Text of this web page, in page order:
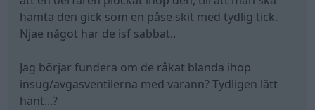
Förstår inte oavsett hur den kan ryka så
mycket mer efter bytet.
ventil styrningen med fritt blås för oljan att
rinna ner i styrningen.
Antingen sitter dem fel, eller är som helt enkelt
trasiga..något är väldigt fel.
styrningar kan du oxå glömma när det nya
tätningar, dom håller mer än några få ynka mil
innan det börjar ryka igen.
hämta den gick som en påse skit med tydlig tick.
Njae något har de isf sabbat..
Jag börjar fundera om de råkat blanda ihop
insug/avgasventilerna med varann? Tydligen lätt
hänt...?